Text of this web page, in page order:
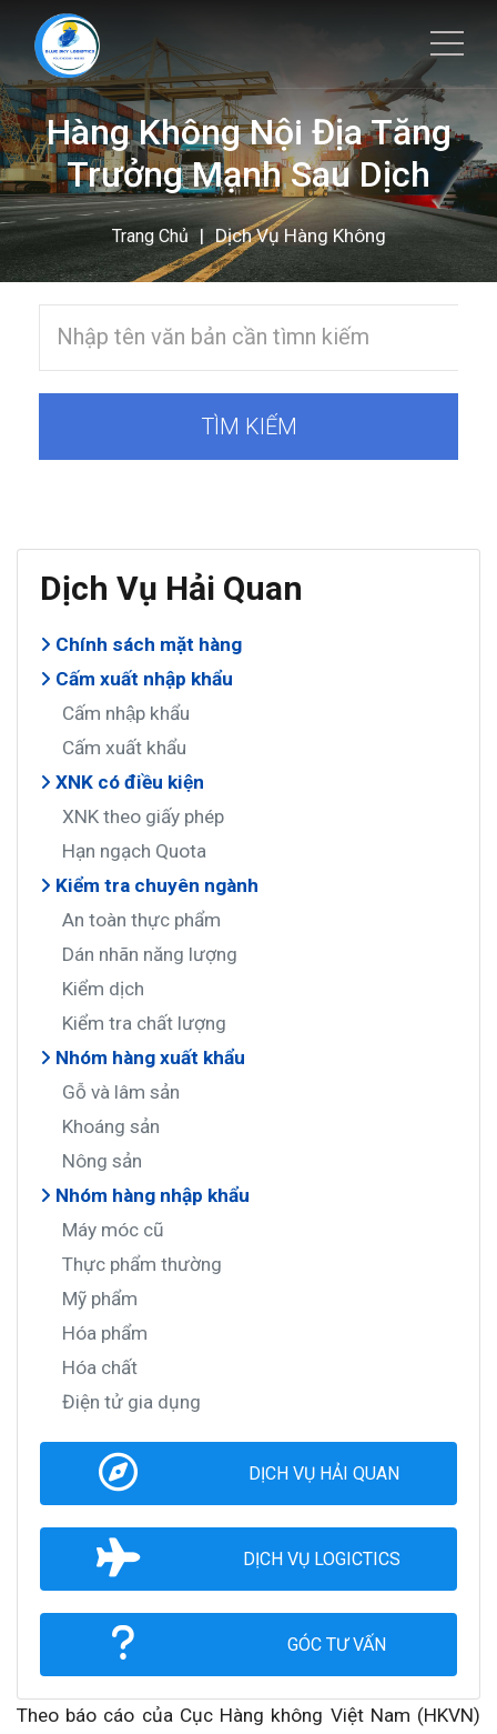
Hàng Không Nội Địa Tăng
Trưởng Mạnh Sau Dịch
Trang Chủ | Dịch Vụ Hàng Không
TÌM KIẾM
Dịch Vụ Hải Quan
Chính sách mặt hàng
Cấm xuất nhập khẩu
Cấm nhập khẩu
Cấm xuất khẩu
XNK có điều kiện
XNK theo giấy phép
Hạn ngạch Quota
Kiểm tra chuyên ngành
An toàn thực phẩm
Dán nhãn năng lượng
Kiểm dịch
Kiểm tra chất lượng
Nhóm hàng xuất khẩu
Gỗ và lâm sản
Khoáng sản
Nông sản
Nhóm hàng nhập khẩu
Máy móc cũ
Thực phẩm thường
Mỹ phẩm
Hóa phẩm
Hóa chất
Điện tử gia dụng
DỊCH VỤ HẢI QUAN
DỊCH VỤ LOGICTICS
GÓC TƯ VẤN
Theo báo cáo của Cục Hàng không Việt Nam (HKVN)